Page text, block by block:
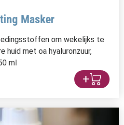
Masker
om wekelijks te
huid met oa hyaluronzuur,
ml
+